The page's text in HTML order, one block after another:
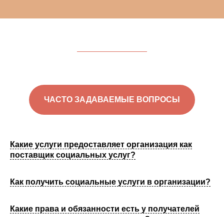
ЧАСТО ЗАДАВАЕМЫЕ ВОПРОСЫ
Какие услуги предоставляет организация как
поставщик социальных услуг?
Как получить социальные услуги в организации?
Какие права и обязанности есть у получателей